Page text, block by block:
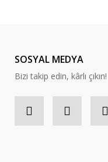
SOSYAL MEDYA
Bizi takip edin, kârlı çıkın!